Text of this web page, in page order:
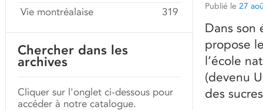
Publié le 27
Dans son
propose
l’école
(devenu
des
Vie montréalaise
319
Chercher dans les
archives
Cliquer sur l'onglet ci-dessous pour
accéder à notre catalogue.